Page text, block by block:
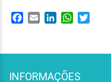
Facebook
Email LinkedInWhatsApp
INFORMAÇÕES